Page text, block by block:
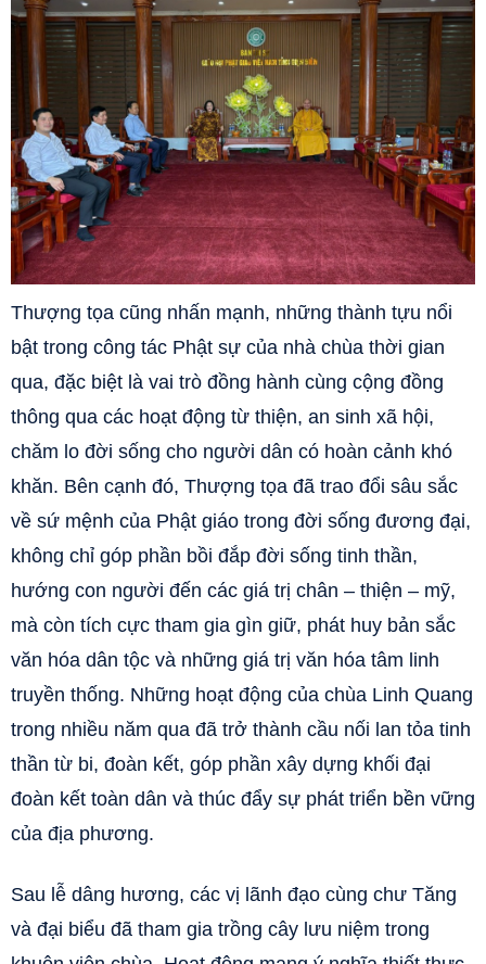
Thượng tọa cũng nhấn mạnh, những thành tựu nổi
bật trong công tác Phật sự của nhà chùa thời gian
qua, đặc biệt là vai trò đồng hành cùng cộng đồng
thông qua các hoạt động từ thiện, an sinh xã hội,
chăm lo đời sống cho người dân có hoàn cảnh khó
khăn. Bên cạnh đó, Thượng tọa đã trao đổi sâu sắc
về sứ mệnh của Phật giáo trong đời sống đương đại,
không chỉ góp phần bồi đắp đời sống tinh thần,
hướng con người đến các giá trị chân – thiện – mỹ,
mà còn tích cực tham gia gìn giữ, phát huy bản sắc
văn hóa dân tộc và những giá trị văn hóa tâm linh
truyền thống. Những hoạt động của chùa Linh Quang
trong nhiều năm qua đã trở thành cầu nối lan tỏa tinh
thần từ bi, đoàn kết, góp phần xây dựng khối đại
đoàn kết toàn dân và thúc đẩy sự phát triển bền vững
của địa phương.
Sau lễ dâng hương, các vị lãnh đạo cùng chư Tăng
và đại biểu đã tham gia trồng cây lưu niệm trong